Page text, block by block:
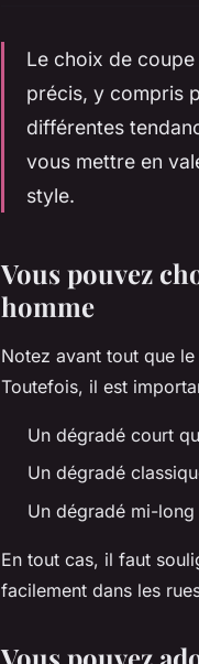
Le choix de
précis, y compris
différentes
vous mettre en
style.
Vous pouvez
homme
Notez avant tout que
Toutefois, il est
Un dégradé court
Un dégradé
Un dégradé mi-
En tout cas, il faut
facilement dans les
Vous pouvez